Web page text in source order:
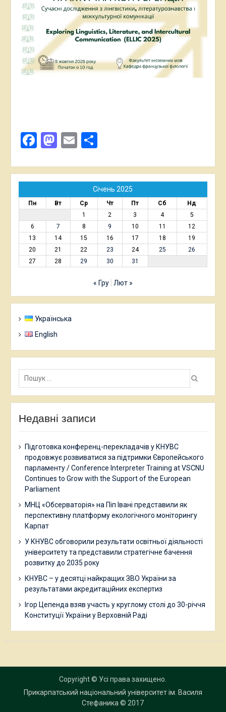
Facebook
Mastodon
EmailПоділитися
Січень 2025
Пн Вт Ср Чт Пт Сб
Нд
1
2 3 4
5
6
7 8 9 10 11
12
13
14 15 16 17 18
19
20
21 22 23 24 25
26
27
28 29 30 31
« Гру Лют »
Українська
English
Пошук:
Недавні записи
Підготовка конференц-перекладачів у КНУВС
продовжує розвиватися за підтримки Європейського
парламенту / Conference Interpreter Training at VSCNU
Continues to Grow with the Support of the European
Parliament
МНЦ «Обсерваторія» на Піп Івані представили як
перспективну платформу екологічного моніторингу
Карпат
У КНУВС обговорили результати освітньої діяльності
університету та представили стратегічне бачення
розвитку до 2035 року
КНУВС – у десятці найкращих ЗВО України за
результатами акредитаційних експертиз
Ігор Цепенда взяв участь у круглому столі до 30-річчя
Конституції України у Верховній Раді
Copyright © Усі права захищено.
Прикарпатський національний університет ім. Василя
Стефаника © 2017